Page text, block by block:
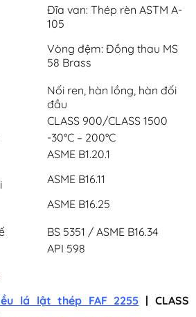
Đĩa van: Thép rèn ASTM A-
105
Vòng đệm: Đồng thau MS
58 Brass
Nối ren, hàn lồng, hàn đối
đầu
CLASS 900/CLASS 1500
-30°C – 200°C
ASME B1.20.1
ASME B16.11
ASME B16.25
BS 5351 / ASME B16.34
API 598
lá lật thép FAF 2255 | CLASS